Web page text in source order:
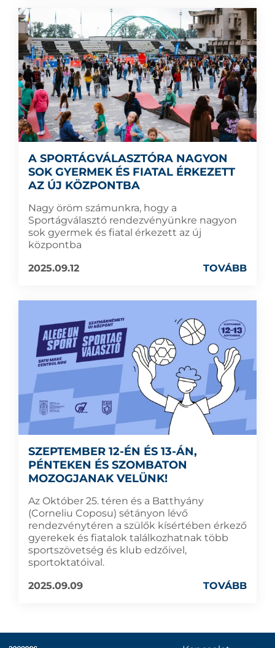
A SPORTÁGVÁLASZTÓRA NAGYON
SOK GYERMEK ÉS FIATAL ÉRKEZETT
AZ ÚJ KÖZPONTBA
Nagy öröm számunkra, hogy a
Sportágválasztó rendezvényünkre nagyon
sok gyermek és fiatal érkezett az új
központba
2025.09.12
TOVÁBB
SZEPTEMBER 12-ÉN ÉS 13-ÁN,
PÉNTEKEN ÉS SZOMBATON
MOZOGJANAK VELÜNK!
Az Október 25. téren és a Batthyány
(Corneliu Coposu) sétányon lévő
rendezvénytéren a szülők kísértében érkező
gyerekek és fiatalok találkozhatnak több
sportszövetség és klub edzőivel,
sportoktatóival.
2025.09.09
TOVÁBB